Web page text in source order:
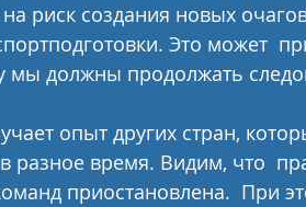
риск создания новых
Это может
должны продолжать
опыт других стран,
разное время. Видим, что
приостановлена.  При